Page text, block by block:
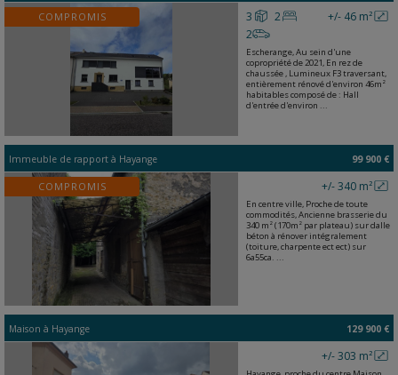
COMPROMIS +/- 46 m²
3
2
2
Escherange, Au sein d'une
copropriété de 2021, En rez de
chaussée , Lumineux F3 traversant,
entièrement rénové d'environ 46m²
habitables composé de : Hall
d'entrée d'environ ...
Immeuble de rapport à Hayange 99 900 €
COMPROMIS +/- 340 m²
En centre ville, Proche de toute
commodités, Ancienne brasserie du
340 m² (170m² par plateau) sur dalle
béton à rénover intégralement
(toiture, charpente ect ect) sur
6a55ca. ...
Maison à Hayange 129 900 €
+/- 303 m²